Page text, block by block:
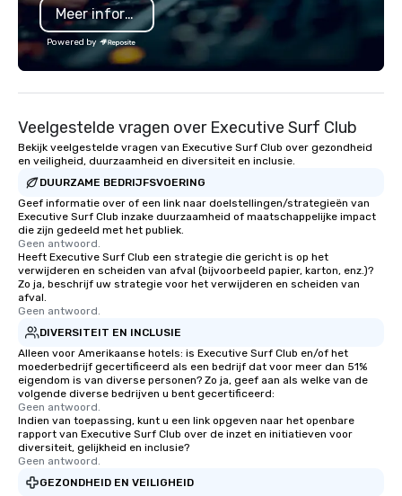
partner for major events like ACL
Festival and projects with brands
such as Apple and Formula 1, we bring
big-event expertise while maintaining
BHS for reliable communication,
experienced crews, and systems built
with industry-leading technology
from brands like d&b audiotechnik,
DiGiCo, and Shure. Whether you need
full production or supplemental
support for an existing system, BHS
ensures your event looks exceptional,
sounds incredible, and runs
seamlessly from load-in to showtime.
Meer informatie
Powered by
Veelgestelde vragen over Executive Surf Club
Bekijk veelgestelde vragen van Executive Surf Club over gezondheid
en veiligheid, duurzaamheid en diversiteit en inclusie.
DUURZAME BEDRIJFSVOERING
Geef informatie over of een link naar doelstellingen/strategieën van
Executive Surf Club inzake duurzaamheid of maatschappelijke impact
die zijn gedeeld met het publiek.
Geen antwoord.
Heeft Executive Surf Club een strategie die gericht is op het
verwijderen en scheiden van afval (bijvoorbeeld papier, karton, enz.)?
Zo ja, beschrijf uw strategie voor het verwijderen en scheiden van
afval.
Geen antwoord.
DIVERSITEIT EN INCLUSIE
Alleen voor Amerikaanse hotels: is Executive Surf Club en/of het
moederbedrijf gecertificeerd als een bedrijf dat voor meer dan 51%
eigendom is van diverse personen? Zo ja, geef aan als welke van de
volgende diverse bedrijven u bent gecertificeerd:
Geen antwoord.
Indien van toepassing, kunt u een link opgeven naar het openbare
rapport van Executive Surf Club over de inzet en initiatieven voor
diversiteit, gelijkheid en inclusie?
Geen antwoord.
GEZONDHEID EN VEILIGHEID